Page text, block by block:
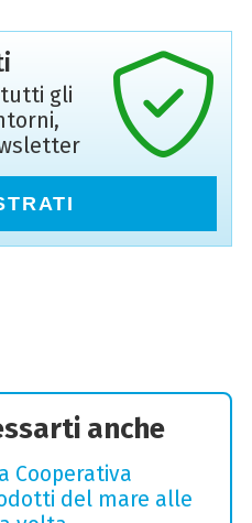
tutti gli
anche
Cooperativa
del mare alle